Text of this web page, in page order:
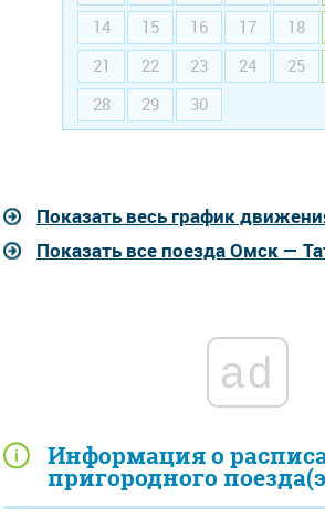
Информация о
пригородного
14
15 16 17 18
21
22 23 24 25
28
29 30
Показать весь график
Показать все поезда Омск —
ad